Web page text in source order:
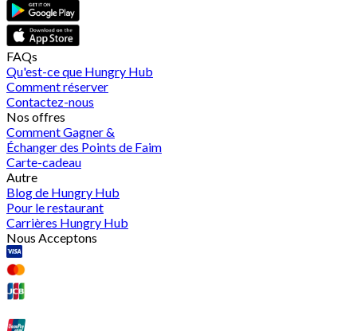
FAQs
Qu'est-ce que Hungry Hub
Comment réserver
Contactez-nous
Nos offres
Comment Gagner &
Échanger des Points de Faim
Carte-cadeau
Autre
Blog de Hungry Hub
Pour le restaurant
Carrières Hungry Hub
Nous Acceptons